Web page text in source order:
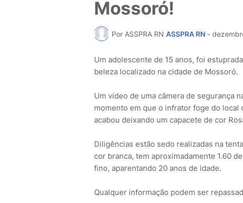
Mossoró!
Por ASSPRA RN ASSPRA RN -
Um adolescente de 15 anos, foi
beleza localizado na cidade de Mossoró.
Um vídeo de uma câmera de segurança
momento em que o infrator foge do
acabou deixando um capacete de cor
Diligências estão sedo realizadas na
cor branca, tem aproximadamente 1.60
fino, aparentando 20 anos de idade.
Qualquer informação podem ser